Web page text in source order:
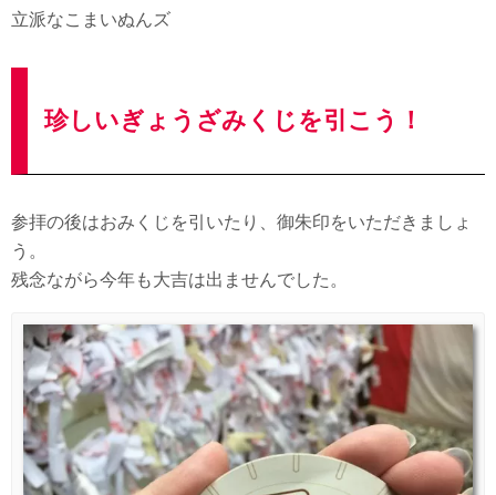
立派なこまいぬんズ
珍しいぎょうざみくじを引こう！
参拝の後はおみくじを引いたり、御朱印をいただきましょ
う。
残念ながら今年も大吉は出ませんでした。